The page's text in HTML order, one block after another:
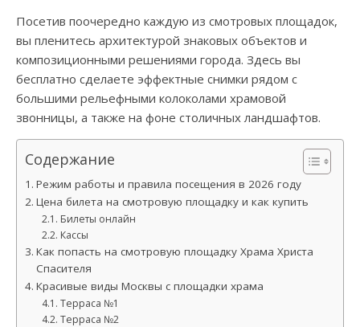
Посетив поочередно каждую из смотровых площадок,
вы пленитесь архитектурой знаковых объектов и
композиционными решениями города. Здесь вы
бесплатно сделаете эффектные снимки рядом с
большими рельефными колоколами храмовой
звонницы, а также на фоне столичных ландшафтов.
Содержание
Режим работы и правила посещения в 2026 году
Цена билета на смотровую площадку и как купить
Билеты онлайн
Кассы
Как попасть на смотровую площадку Храма Христа
Спасителя
Красивые виды Москвы с площадки храма
Терраса №1
Терраса №2